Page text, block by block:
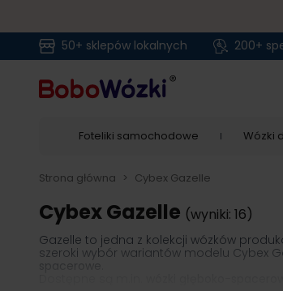
50+ sklepów lokalnych 200+
Foteliki samochodowe Wózki
Strona główna > Cybex Gazelle
Cybex Gazelle (wyniki: 16)
Gazelle to jedna z kolekcji wózków
szeroki wybór wariantów modelu Cybex